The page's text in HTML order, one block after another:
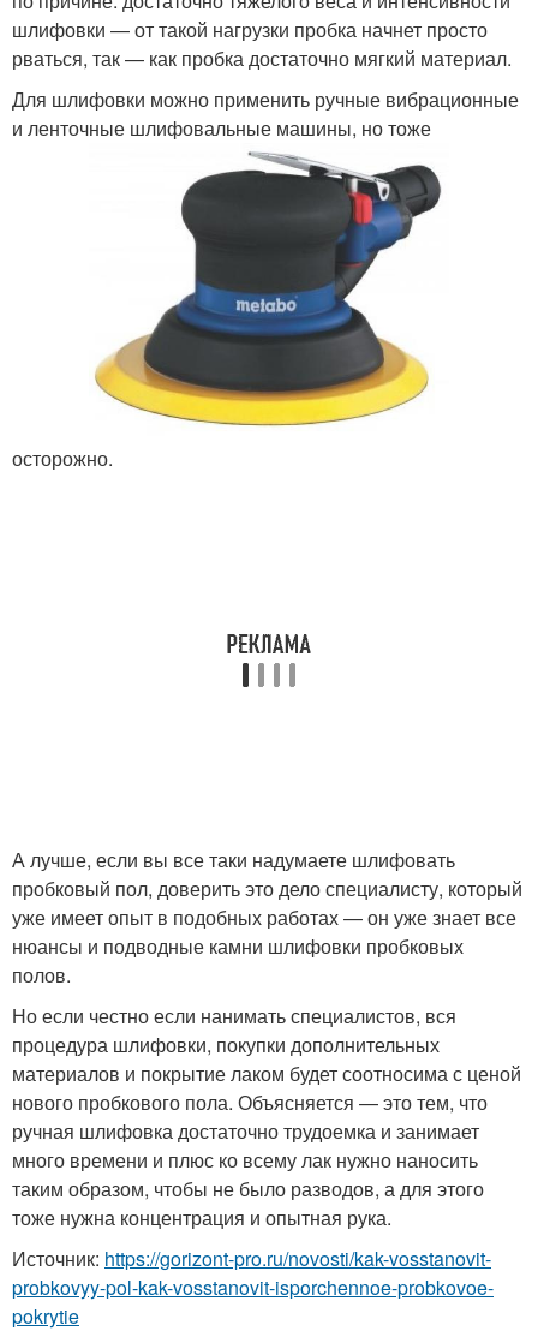
шлифовки — от такой нагрузки пробка начнет просто
рваться, так — как пробка достаточно мягкий материал.
Для шлифовки можно применить ручные вибрационные
и ленточные шлифовальные машины, но тоже
осторожно.
А лучше, если вы все таки надумаете шлифовать
пробковый пол, доверить это дело специалисту, который
уже имеет опыт в подобных работах — он уже знает все
нюансы и подводные камни шлифовки пробковых
полов.
Но если честно если нанимать специалистов, вся
процедура шлифовки, покупки дополнительных
материалов и покрытие лаком будет соотносима с ценой
нового пробкового пола. Объясняется — это тем, что
ручная шлифовка достаточно трудоемка и занимает
много времени и плюс ко всему лак нужно наносить
таким образом, чтобы не было разводов, а для этого
тоже нужна концентрация и опытная рука.
Источник: https://gorizont-pro.ru/novosti/kak-vosstanovit-
probkovyy-pol-kak-vosstanovit-isporchennoe-probkovoe-
pokrytie